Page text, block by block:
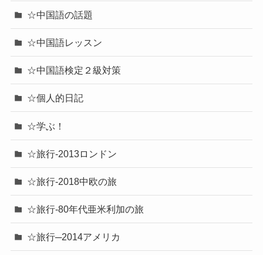
☆中国語の話題
☆中国語レッスン
☆中国語検定２級対策
☆個人的日記
☆学ぶ！
☆旅行-2013ロンドン
☆旅行-2018中欧の旅
☆旅行-80年代亜米利加の旅
☆旅行─2014アメリカ